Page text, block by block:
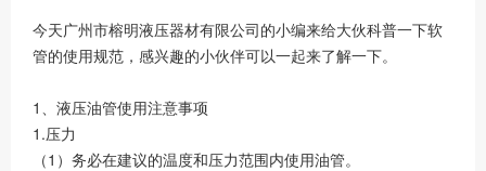
今天广州市榕明液压器材有限公司的小编来给大伙科普一下软
管的使用规范，感兴趣的小伙伴可以一起来了解一下。
1、液压油管使用注意事项
1.压力
（1）务必在建议的温度和压力范围内使用油管。